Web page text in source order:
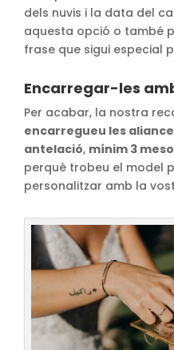
dels nuvis i la data del
aquesta opció o també
frase que sigui especial
Encarregar-les
Per acabar, la nostra
encarregueu les
antelació, mínim 3
perquè trobeu el model
personalitzar amb la